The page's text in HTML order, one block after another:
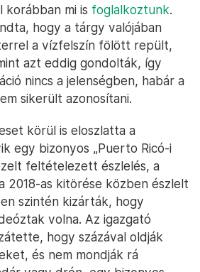
korábban mi is foglalkoztunk.
hogy a tárgy valójában
a vízfelszín fölött repült,
azt eddig gondolták, így
nincs a jelenségben, habár a
sikerült azonosítani.
körül is eloszlatta a
egy bizonyos „Puerto Ricó-i
feltételezett észlelés, a
2018-as kitörése közben észlelt
szintén kizárták, hogy
volna. Az igazgató
hogy százával oldják
és nem mondják rá